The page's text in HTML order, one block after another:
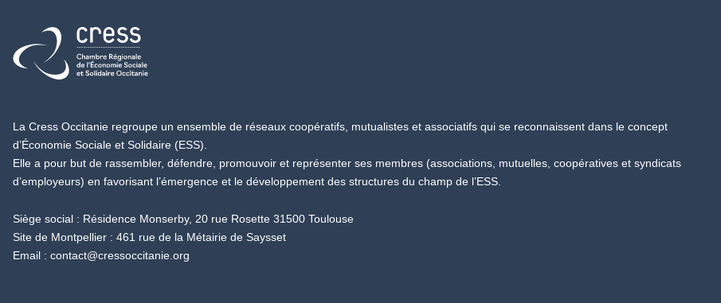
Retour à l'accueil
La Cress Occitanie regroupe un ensemble de réseaux coopératifs, mutualistes et associatifs qui se reconnaissent dans le concept
d’Économie Sociale et Solidaire (ESS).
Elle a pour but de rassembler, défendre, promouvoir et représenter ses membres (associations, mutuelles, coopératives et syndicats
d’employeurs) en favorisant l’émergence et le développement des structures du champ de l’ESS.
Siège social : Résidence Monserby, 20 rue Rosette 31500 Toulouse
Site de Montpellier : 461 rue de la Métairie de Saysset
Email : contact@cressoccitanie.org